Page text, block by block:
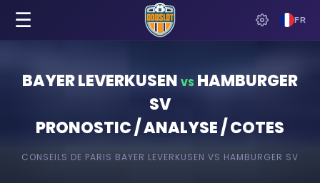
FR
☰
BAYER LEVERKUSEN VS HAMBURGER
SV
PRONOSTIC / ANALYSE / COTES
CONSEILS DE PARIS BAYER LEVERKUSEN VS HAMBURGER SV